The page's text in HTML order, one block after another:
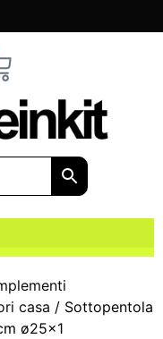
casa / Sottopentola
ø25×1